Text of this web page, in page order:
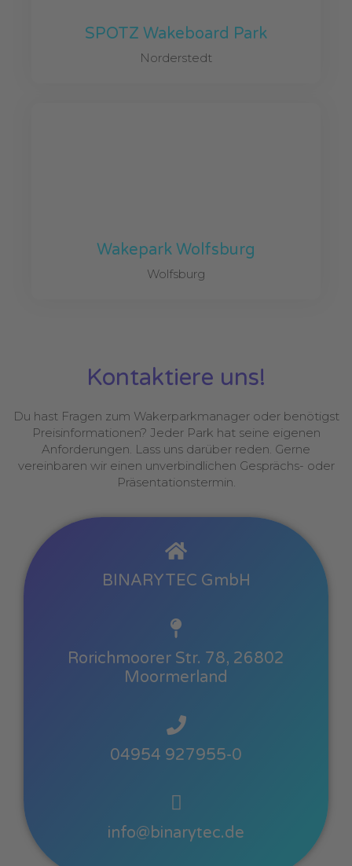
SPOTZ Wakeboard Park
Norderstedt
Wakepark Wolfsburg
Wolfsburg
Kontaktiere uns!
Du hast Fragen zum Wakerparkmanager oder benötigst
Preisinformationen? Jeder Park hat seine eigenen
Anforderungen. Lass uns darüber reden. Gerne
vereinbaren wir einen unverbindlichen Gesprächs- oder
Präsentationstermin.
BINARYTEC GmbH
Rorichmoorer Str. 78, 26802
Moormerland
04954 927955-0
info@binarytec.de